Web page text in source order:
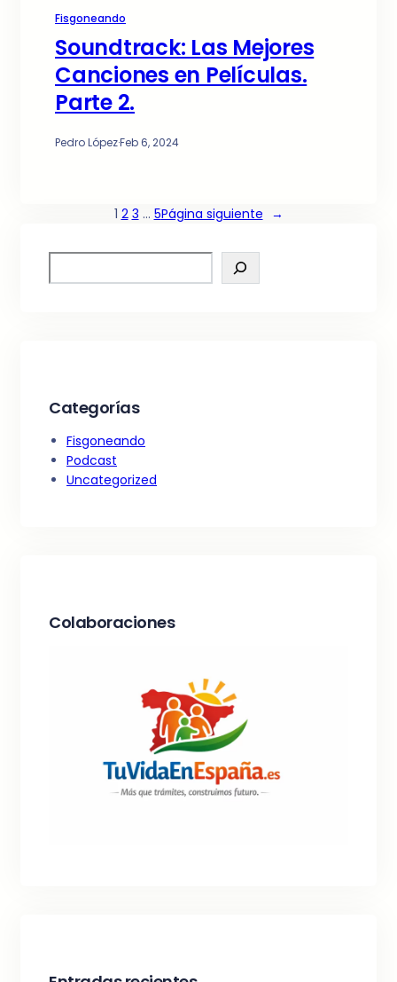
Fisgoneando
Soundtrack: Las Mejores
Canciones en Películas.
Parte 2.
Pedro López·Feb 6, 2024
1 2 3 … 5Página siguiente →
e
Categorías
Fisgoneando
Podcast
Uncategorized
Colaboraciones